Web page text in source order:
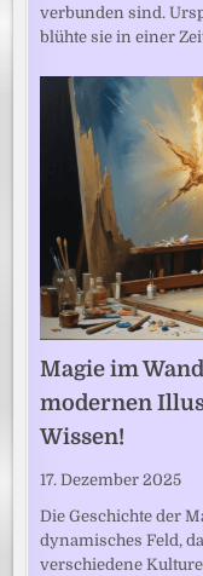
verbunden sind.
blühte sie in einer
Magie im
modernen
Wissen!
17. Dezember 2025
Die Geschichte der
dynamisches Feld,
verschiedene